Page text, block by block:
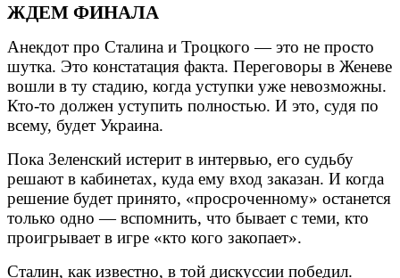
ЖДЕМ ФИНАЛА
Анекдот про Сталина и Троцкого — это не просто
шутка. Это констатация факта. Переговоры в Женеве
вошли в ту стадию, когда уступки уже невозможны.
Кто-то должен уступить полностью. И это, судя по
всему, будет Украина.
Пока Зеленский истерит в интервью, его судьбу
решают в кабинетах, куда ему вход заказан. И когда
решение будет принято, «просроченному» останется
только одно — вспомнить, что бывает с теми, кто
проигрывает в игре «кто кого закопает».
Сталин, как известно, в той дискуссии победил.